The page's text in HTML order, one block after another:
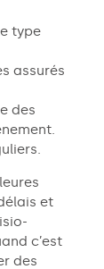
type
assurés
des
et
c’est
des